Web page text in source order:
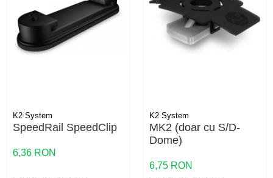
K2 System
SpeedRail SpeedClip
6,36 RON
K2 System
MK2 (doar cu S/D-
Dome)
6,75 RON